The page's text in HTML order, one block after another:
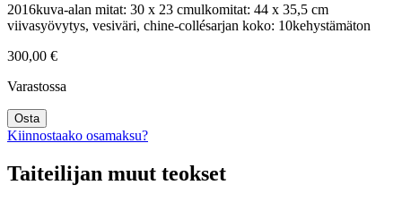
2016kuva-alan mitat: 30 x 23 cmulkomitat: 44 x 35,5 cm
viivasyövytys, vesiväri, chine-collésarjan koko: 10kehystämäton
300,00 €
Varastossa
Kukka
metsässä
Osta
Kiinnostaako osamaksu?
Taiteilijan muut teokset